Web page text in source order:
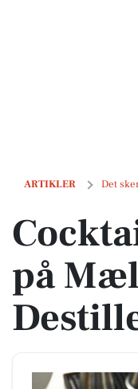
ARTIKLER Det
Cocktail-smagning
på